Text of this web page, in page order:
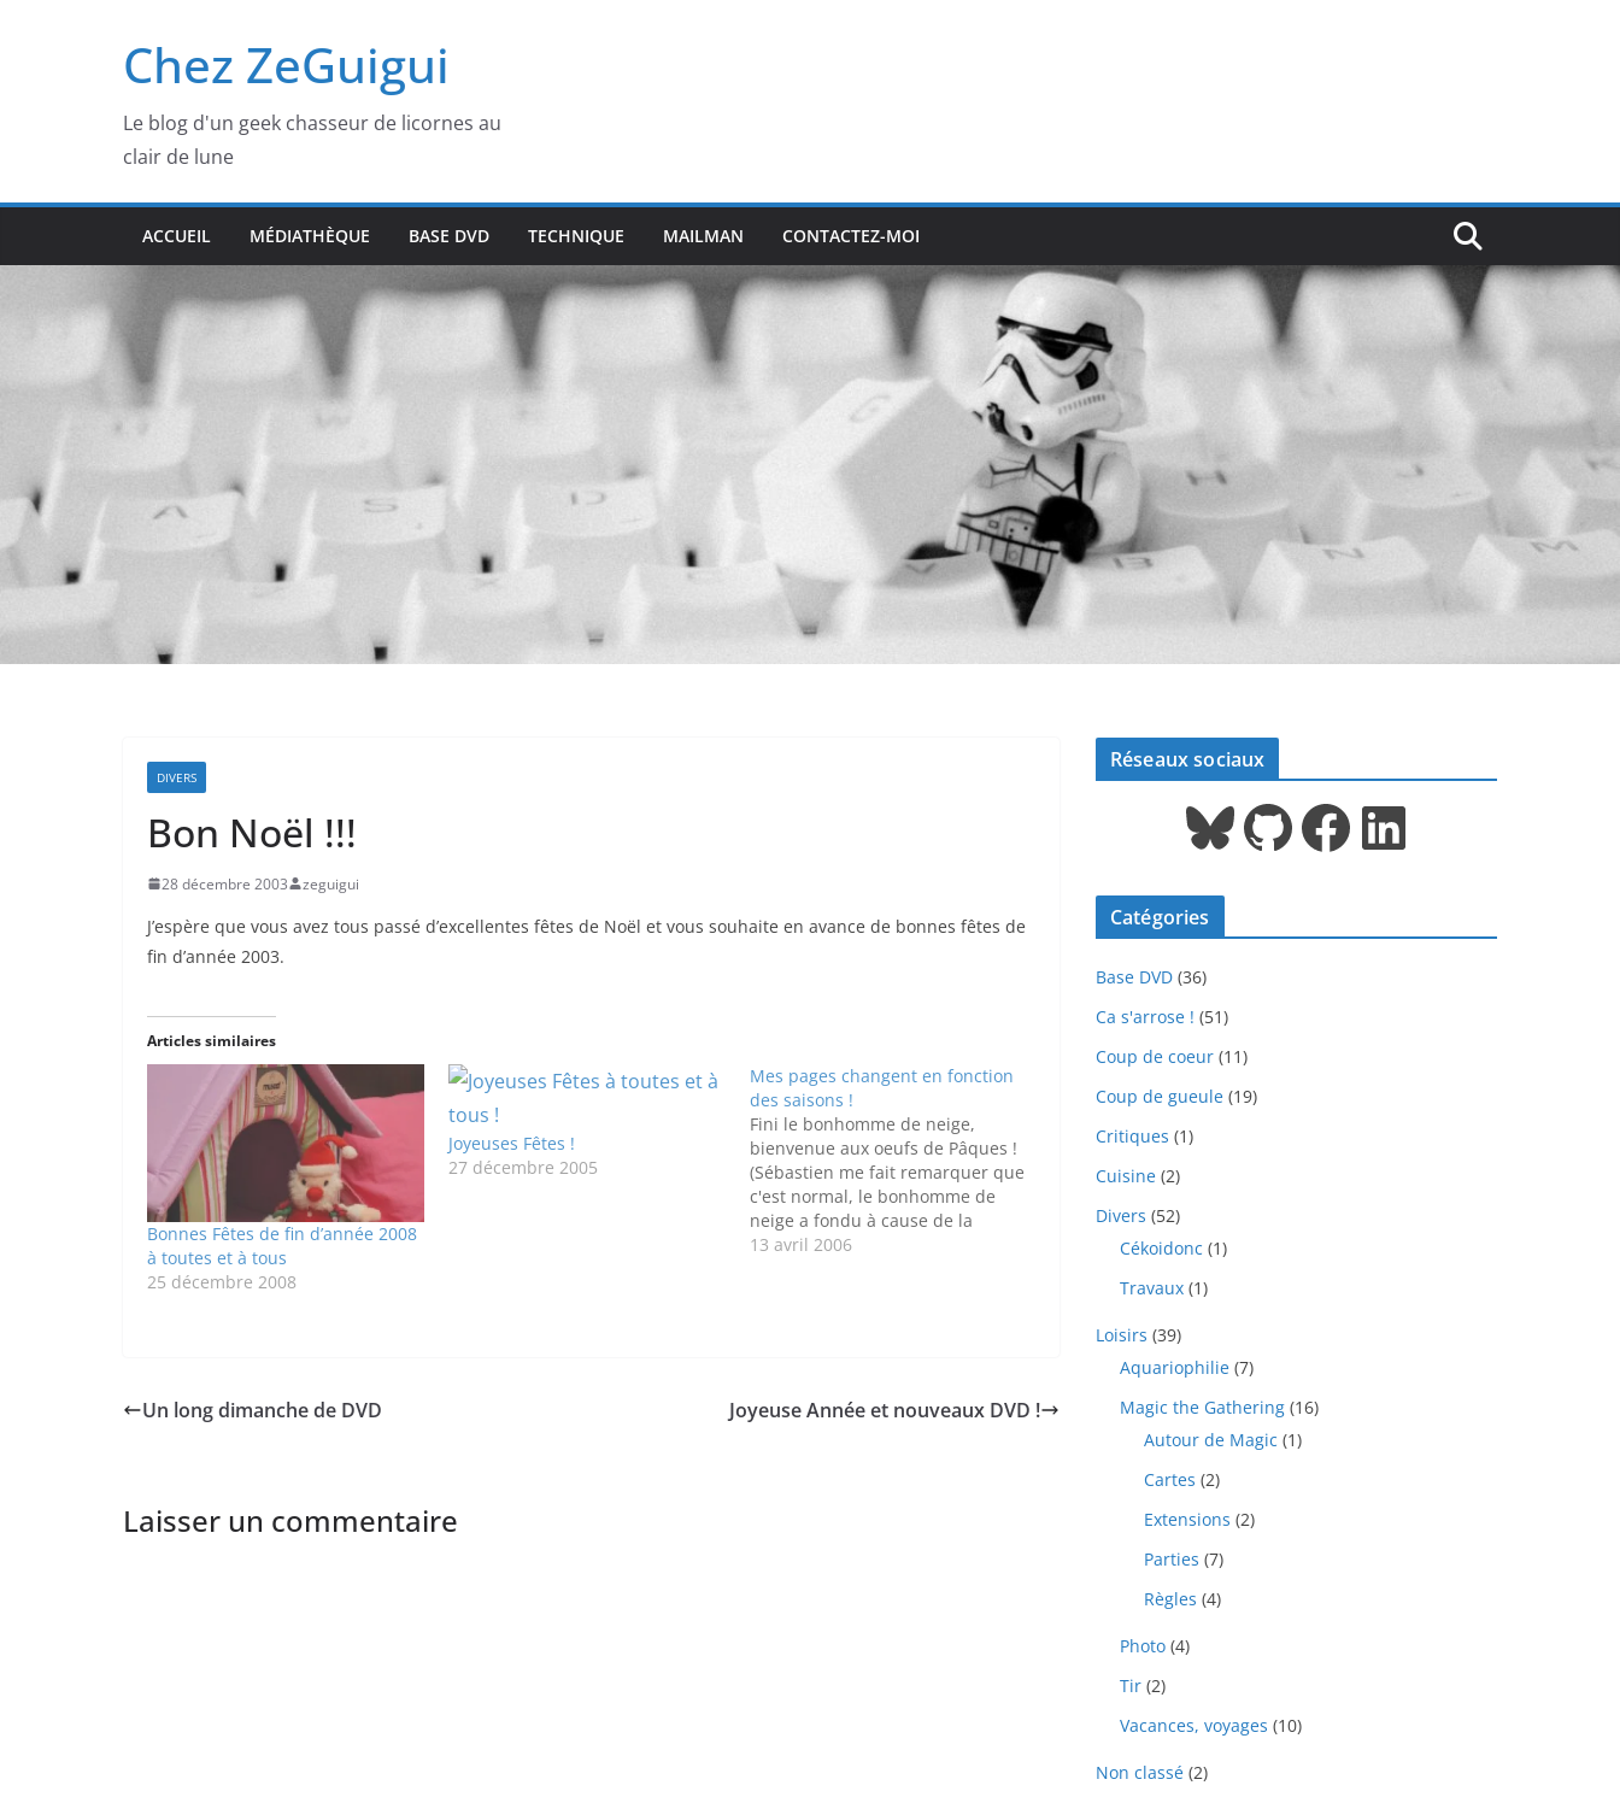
Chez ZeGuigui
Le blog d'un geek chasseur de licornes au
clair de lune
ACCUEIL MÉDIATHÈQUE BASE DVD TECHNIQUE MAILMAN CONTACTEZ-MOI
DIVERS
Bon Noël !!!
28 décembre 2003 zeguigui
J’espère que vous avez tous passé d’excellentes fêtes de Noël et vous souhaite en avance de bonnes fêtes de
fin d’année 2003.
Articles similaires
Bonnes Fêtes de fin d’année 2008
à toutes et à tous
25 décembre 2008
Joyeuses Fêtes !
27 décembre 2005
Mes pages changent en fonction
des saisons !
Fini le bonhomme de neige,
bienvenue aux oeufs de Pâques !
(Sébastien me fait remarquer que
c'est normal, le bonhomme de
neige a fondu à cause de la
bougie... damned les chocolats
13 avril 2006
Un long dimanche de DVD Joyeuse Année et nouveaux DVD !
Laisser un commentaire
Réseaux sociaux
Bluesky GitHub Facebook LinkedIn
Catégories
Base DVD (36)
Ca s'arrose ! (51)
Coup de coeur (11)
Coup de gueule (19)
Critiques (1)
Cuisine (2)
Divers (52)
Cékoidonc (1)
Travaux (1)
Loisirs (39)
Aquariophilie (7)
Magic the Gathering (16)
Autour de Magic (1)
Cartes (2)
Extensions (2)
Parties (7)
Règles (4)
Photo (4)
Tir (2)
Vacances, voyages (10)
Non classé (2)